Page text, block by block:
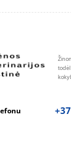
todėl